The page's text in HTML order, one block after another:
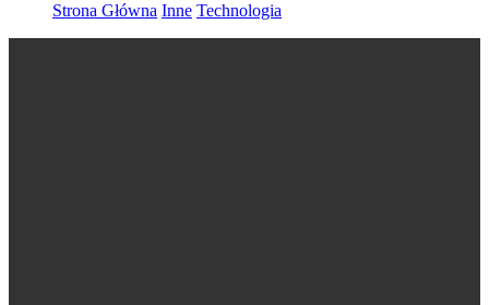
Strona Główna Inne Technologia